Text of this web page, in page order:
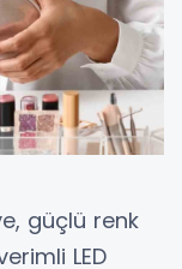
güçlü renk
LED